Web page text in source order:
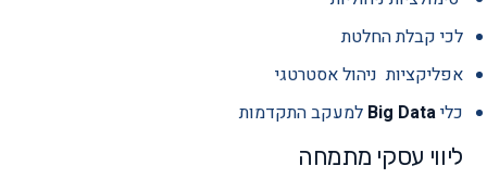
לכי קבלת החלטת
אפליקציות ניהול אסטרטגי
כליBig Data למעקב התקדמות
ליווי עסקי מתמחה